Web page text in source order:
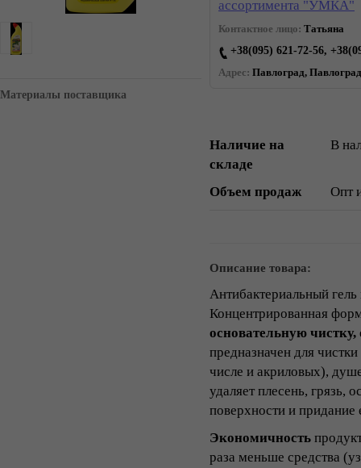
Материалы поставщика
ассортимента "УМКА"
Контактное лицо: Татьяна
+38(095) 621-72-56,
Адрес: Павлоград,
Наличие на
складе
В
Объем продаж Опт
Описание товара:
Антибактериальный
Концентрированная
основательную
предназначен для
числе и акриловых),
удаляет плесень, грязь,
поверхности и придание
Экономичность
раза меньше средства